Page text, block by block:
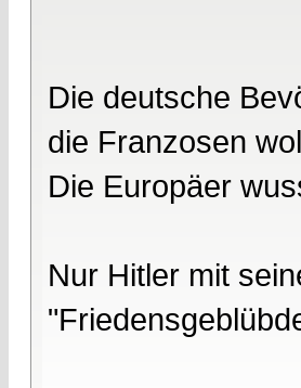
Die deutsche
die Franzosen
Die Europäer
Nur Hitler mit